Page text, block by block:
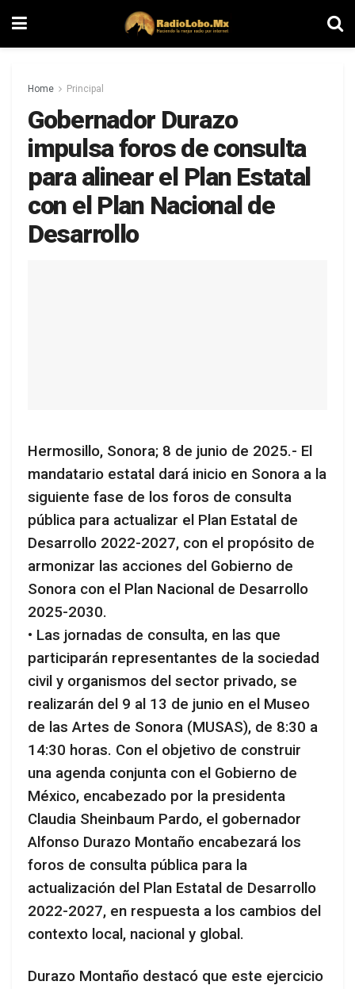
Home Principal
Gobernador Durazo
impulsa foros de consulta
para alinear el Plan Estatal
con el Plan Nacional de
Desarrollo
Hermosillo, Sonora; 8 de junio de 2025.- El
mandatario estatal dará inicio en Sonora a la
siguiente fase de los foros de consulta
pública para actualizar el Plan Estatal de
Desarrollo 2022-2027, con el propósito de
armonizar las acciones del Gobierno de
Sonora con el Plan Nacional de Desarrollo
2025-2030.
• Las jornadas de consulta, en las que
participarán representantes de la sociedad
civil y organismos del sector privado, se
realizarán del 9 al 13 de junio en el Museo
de las Artes de Sonora (MUSAS), de 8:30 a
14:30 horas. Con el objetivo de construir
una agenda conjunta con el Gobierno de
México, encabezado por la presidenta
Claudia Sheinbaum Pardo, el gobernador
Alfonso Durazo Montaño encabezará los
foros de consulta pública para la
actualización del Plan Estatal de Desarrollo
2022-2027, en respuesta a los cambios del
contexto local, nacional y global.
Durazo Montaño destacó que este ejercicio